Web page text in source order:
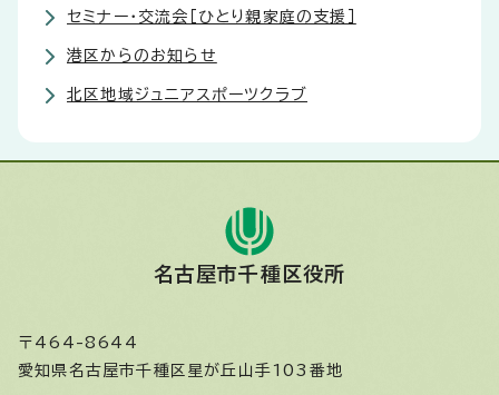
セミナー・交流会［ひとり親家庭の支援］
港区からのお知らせ
北区地域ジュニアスポーツクラブ
名古屋市千種区役所
〒464-8644
愛知県名古屋市千種区星が丘山手103番地